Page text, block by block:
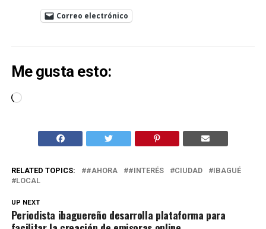
Correo electrónico
Me gusta esto:
Cargando...
RELATED TOPICS: #AHORA #INTERÉS CIUDAD
IBAGUÉ
LOCAL
UP NEXT
Periodista ibaguereño desarrolla plataforma para